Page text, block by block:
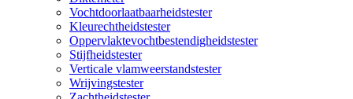
Vochtdoorlaatbaarheidstester
Kleurechtheidstester
Oppervlaktevochtbestendigheidstester
Stijfheidstester
Verticale vlamweerstandstester
Wrijvingstester